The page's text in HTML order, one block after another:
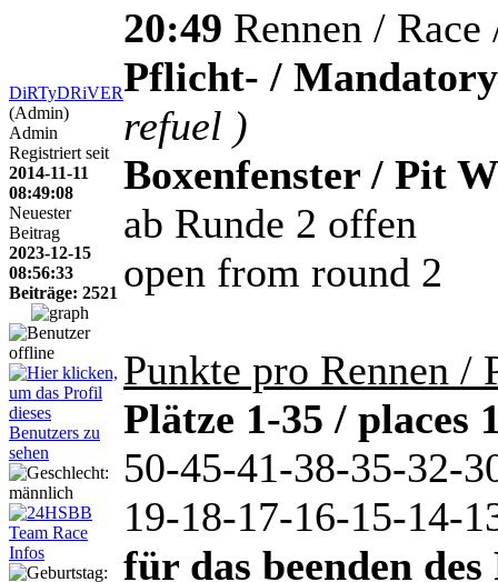
DiRTyDRiVER
(Admin)
Admin
Registriert seit
2014-11-11
08:49:08
Neuester
Beitrag
2023-12-15
08:56:33
Beiträge: 2521
20:49 Rennen /
Pflicht- /
refuel )
Boxenfenster / Pit
ab Runde 2 offen
open from round 2
Punkte pro Rennen /
Plätze 1-35 / places
50-45-41-38-35-32-
19-18-17-16-15-14-
für das beenden